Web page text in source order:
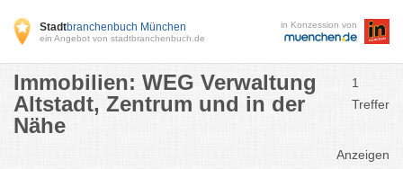
Stadtbranchenbuch München
ein Angebot von stadtbranchenbuch.de
in Konzession von
Immobilien: WEG Verwaltung
Altstadt, Zentrum und in der
Nähe
1
Treffer
Anzeigen